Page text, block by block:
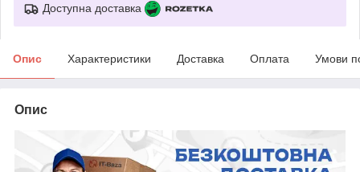
Доступна доставка
Опис Характеристики Доставка Оплата Умови
Опис